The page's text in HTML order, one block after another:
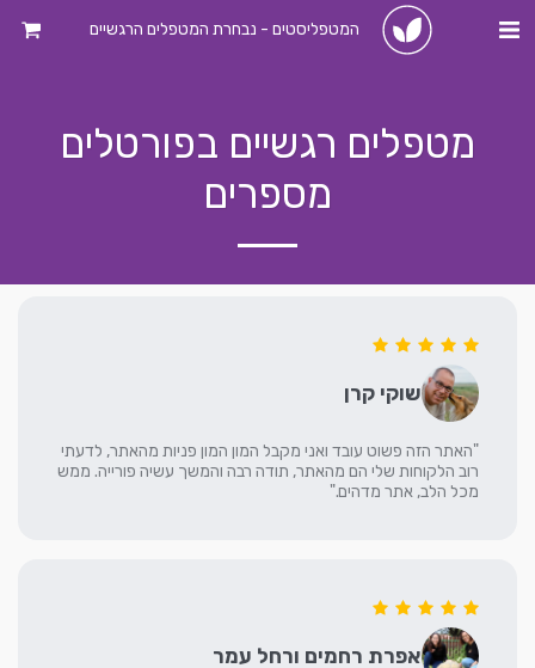
המטפליסטים - נבחרת המטפלים הרגשיים
מטפלים רגשיים בפורטלים
מספרים
שוקי קרן
"האתר הזה פשוט עובד ואני מקבל המון המון פניות מהאתר, לדעתי
רוב הלקוחות שלי הם מהאתר, תודה רבה והמשך עשיה פורייה. ממש
מכל הלב, אתר מדהים."
אפרת רחמים ורחל עמר